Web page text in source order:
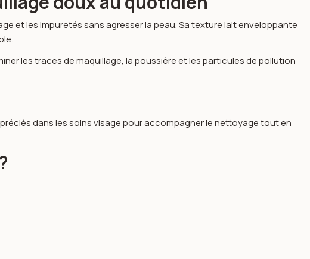
et les impuretés sans agresser la peau. Sa texture lait enveloppante
les traces de maquillage, la poussière et les particules de pollution
dans les soins visage pour accompagner le nettoyage tout en